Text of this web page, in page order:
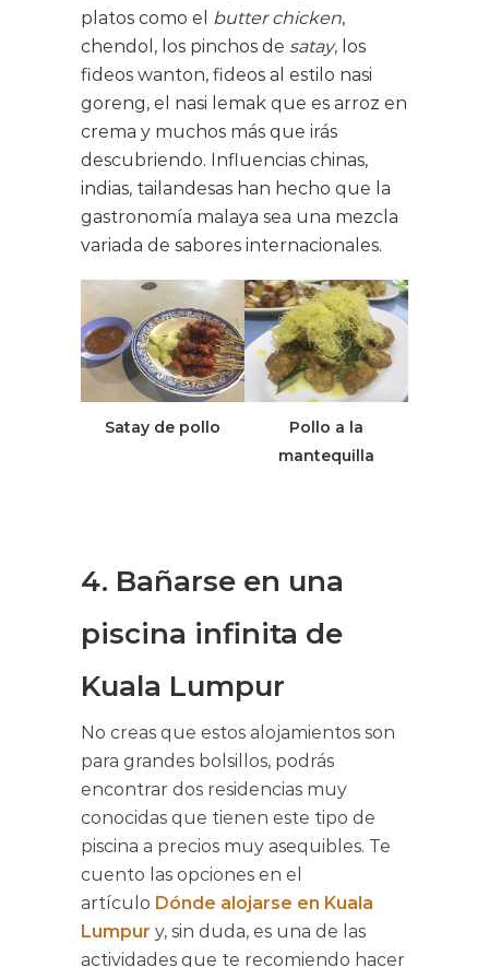
platos como el butter chicken,
chendol, los pinchos de satay, los
fideos wanton, fideos al estilo nasi
goreng, el nasi lemak que es arroz en
crema y muchos más que irás
descubriendo. Influencias chinas,
indias, tailandesas han hecho que la
gastronomía malaya sea una mezcla
variada de sabores internacionales.
Satay de pollo
Pollo a la
mantequilla
4. Bañarse en una
piscina infinita de
Kuala Lumpur
No creas que estos alojamientos son
para grandes bolsillos, podrás
encontrar dos residencias muy
conocidas que tienen este tipo de
piscina a precios muy asequibles. Te
cuento las opciones en el
artículo Dónde alojarse en Kuala
Lumpur y, sin duda, es una de las
actividades que te recomiendo hacer